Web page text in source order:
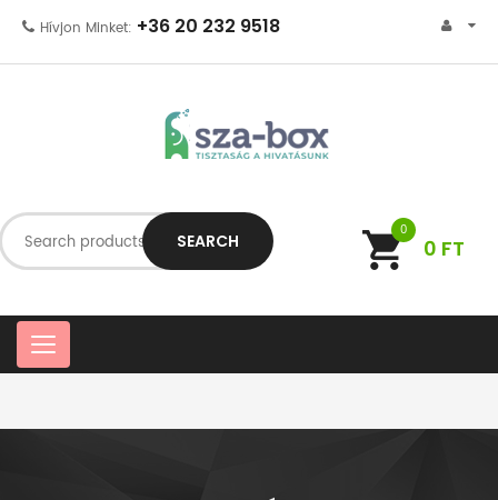
Hívjon Minket: +36 20 232 9518
SEARCH 0
0 FT
C
a